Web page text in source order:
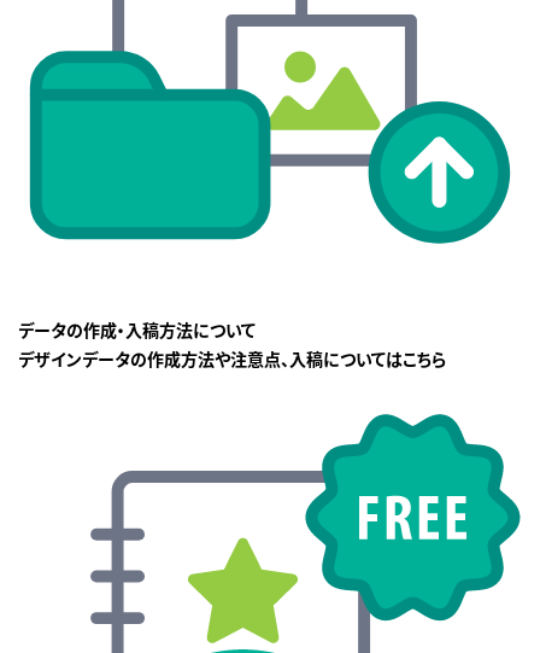
データの作成・入稿方法について
デザインデータの作成方法や注意点、入稿についてはこちら